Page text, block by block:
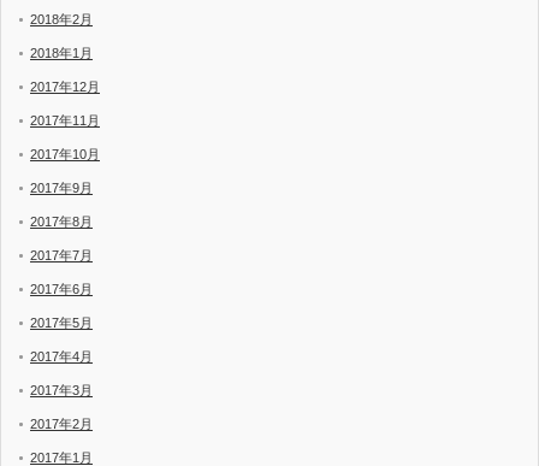
2018年2月
2018年1月
2017年12月
2017年11月
2017年10月
2017年9月
2017年8月
2017年7月
2017年6月
2017年5月
2017年4月
2017年3月
2017年2月
2017年1月